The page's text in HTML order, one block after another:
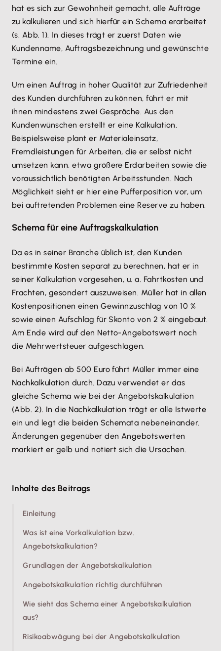
hat es sich zur Gewohnheit gemacht, alle Aufträge
zu kalkulieren und sich hierfür ein Schema erarbeitet
(s. Abb. 1). In dieses trägt er zuerst Daten wie
Kundenname, Auftragsbezeichnung und gewünschte
Termine ein.
Um einen Auftrag in hoher Qualität zur Zufriedenheit
des Kunden durchführen zu können, führt er mit
ihnen mindestens zwei Gespräche. Aus den
Kundenwünschen erstellt er eine Kalkulation.
Beispielsweise plant er Materialeinsatz,
Fremdleistungen für Arbeiten, die er selbst nicht
umsetzen kann, etwa größere Erdarbeiten sowie die
voraussichtlich benötigten Arbeitsstunden. Nach
Möglichkeit sieht er hier eine Pufferposition vor, um
bei auftretenden Problemen eine Reserve zu haben.
Schema für eine Auftragskalkulation
Da es in seiner Branche üblich ist, den Kunden
bestimmte Kosten separat zu berechnen, hat er in
seiner Kalkulation vorgesehen, u. a. Fahrtkosten und
Frachten, gesondert auszuweisen. Müller hat in allen
Kostenpositionen einen Gewinnzuschlag von 10 %
sowie einen Aufschlag für Skonto von 2 % eingebaut.
Am Ende wird auf den Netto-Angebotswert noch
die Mehrwertsteuer aufgeschlagen.
Bei Aufträgen ab 500 Euro führt Müller immer eine
Nachkalkulation durch. Dazu verwendet er das
gleiche Schema wie bei der Angebotskalkulation
(Abb. 2). In die Nachkalkulation trägt er alle Istwerte
ein und legt die beiden Schemata nebeneinander.
Änderungen gegenüber den Angebotswerten
markiert er gelb und notiert sich die Ursachen.
Inhalte des Beitrags
Einleitung
Was ist eine Vorkalkulation bzw.
Angebotskalkulation?
Grundlagen der Angebotskalkulation
Angebotskalkulation richtig durchführen
Wie sieht das Schema einer Angebotskalkulation
aus?
Risikoabwägung bei der Angebotskalkulation